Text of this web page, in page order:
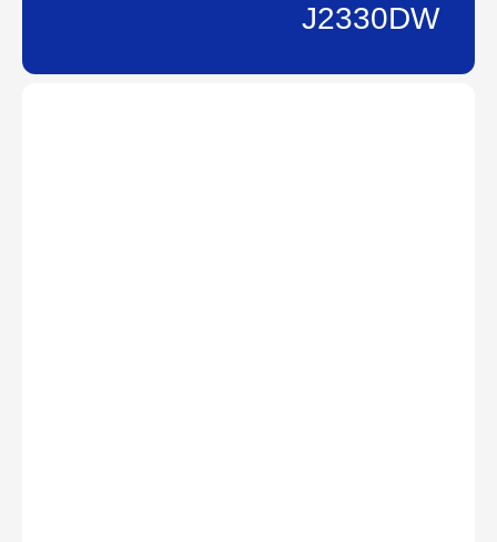
J2330DW